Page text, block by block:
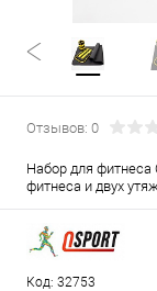
Отзывов: 0
Набор для фитнеса
фитнеса и двух
Код: 32753